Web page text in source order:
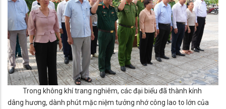
Trong không khí trang nghiêm, các đại biểu đã thành kính
dâng hương, dành phút mặc niệm tưởng nhớ công lao to lớn của